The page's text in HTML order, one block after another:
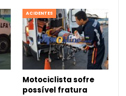
ACIDENTES
Motociclista sofre
possível fratura